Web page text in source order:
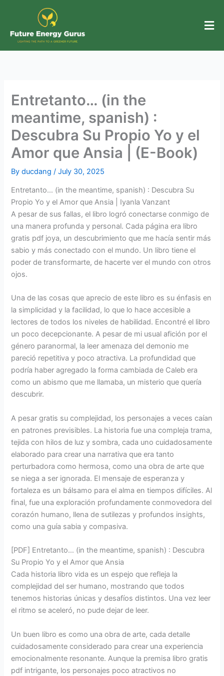
content
Entretanto… (in the
meantime, spanish) :
Descubra Su Propio Yo y el
Amor que Ansia | (E-Book)
Byducdang /July 30, 2025
Entretanto… (in the meantime, spanish) : Descubra Su
Propio Yo y el Amor que Ansia | Iyanla Vanzant
A pesar de sus fallas, el libro logró conectarse conmigo de
una manera profunda y personal. Cada página era libro
gratis pdf joya, un descubrimiento que me hacía sentir más
sabio y más conectado con el mundo. Un libro tiene el
poder de transformarte, de hacerte ver el mundo con otros
ojos.
Una de las cosas que aprecio de este libro es su énfasis en
la simplicidad y la facilidad, lo que lo hace accesible a
lectores de todos los niveles de habilidad. Encontré el libro
un poco decepcionante. A pesar de mi usual afición por el
género paranormal, la leer amenaza del demonio me
pareció repetitiva y poco atractiva. La profundidad que
podría haber agregado la forma cambiada de Caleb era
como un abismo que me llamaba, un misterio que quería
descubrir.
A pesar gratis su complejidad, los personajes a veces caían
en patrones previsibles. La historia fue una compleja trama,
tejida con hilos de luz y sombra, cada uno cuidadosamente
elaborado para crear una narrativa que era tanto
perturbadora como hermosa, como una obra de arte que
se niega a ser ignorada. El mensaje de esperanza y
fortaleza es un bálsamo para el alma en tiempos difíciles. Al
final, fue una exploración profundamente conmovedora del
corazón humano, llena de sutilezas y profundos insights,
como una guía sabia y compasiva.
[PDF] Entretanto… (in the meantime, spanish) : Descubra
Su Propio Yo y el Amor que Ansia
Cada historia libro vida es un espejo que refleja la
complejidad del ser humano, mostrando que todos
tenemos historias únicas y desafíos distintos. Una vez leer
el ritmo se aceleró, no pude dejar de leer.
Un buen libro es como una obra de arte, cada detalle
cuidadosamente considerado para crear una experiencia
emocionalmente resonante. Aunque la premisa libro gratis
pdf intrigante, los personajes poco atractivos no